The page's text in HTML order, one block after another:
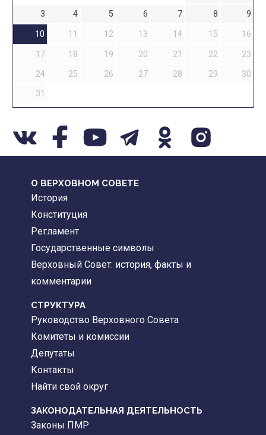
3
4 5 6 7 8
9
10
11 12 13 14 15
16
17
18 19 20 21 22
23
24
25 26 27 28 29
30
31
О ВЕРХОВНОМ СОВЕТЕ
История
Конституция
Регламент
Государственные символы
Верховный Совет: история, факты и
комментарии
CТРУКТУРА
Руководство Верховного Совета
Комитеты и комиссии
Депутаты
Контакты
Найти свой округ
ЗАКОНОДАТЕЛЬНАЯ ДЕЯТЕЛЬНОСТЬ
Законы ПМР